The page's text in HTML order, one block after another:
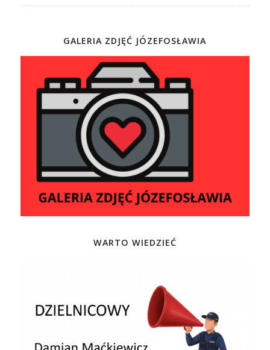
GALERIA ZDJĘĆ JÓZEFOSŁAWIA
WARTO WIEDZIEĆ